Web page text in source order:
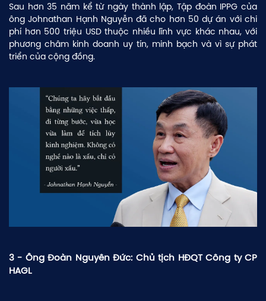
Sau hơn 35 năm kể từ ngày thành lập, Tập đoàn IPPG của
ông Johnathan Hạnh Nguyễn đã cho hơn 50 dự án với chi
phí hơn 500 triệu USD thuộc nhiều lĩnh vực khác nhau, với
phương châm kinh doanh uy tín, minh bạch và vì sự phát
triển của cộng đồng.
3 - Ông Đoàn Nguyên Đức: Chủ tịch HĐQT Công ty CP
HAGL